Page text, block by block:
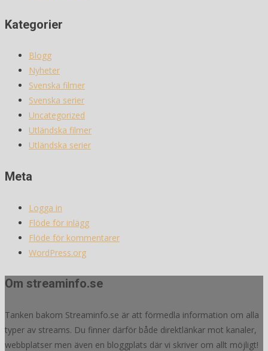
Kategorier
Blogg
Nyheter
Svenska filmer
Svenska serier
Uncategorized
Utländska filmer
Utländska serier
Meta
Logga in
Flöde för inlägg
Flöde för kommentarer
WordPress.org
Om streaminfo.se
Tanken bakom Streaminfo.se är att förmedla information om alla
typer av streams. Du finner därför både direktlänkar mot kanaler,
webbplatser men även en bloggplats där vi skriver om allt möjligt!